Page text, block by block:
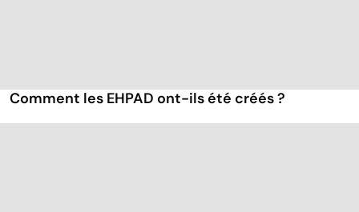
Comment les EHPAD ont-ils été créés ?